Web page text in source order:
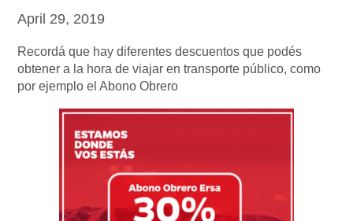
April 29, 2019
Recordá que hay diferentes descuentos que podés
obtener a la hora de viajar en transporte público, como
por ejemplo el Abono Obrero